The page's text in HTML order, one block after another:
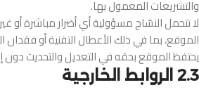
والتشريعات المعمول بها.
لا تتحمل النسّاج مسؤولية أي أضرار مباشرة أو
الموقع، بما في ذلك الأعطال التقنية أو فقدان
يحتفظ الموقع بحقه في التعديل والتحديث
2.3 الروابط الخارجية